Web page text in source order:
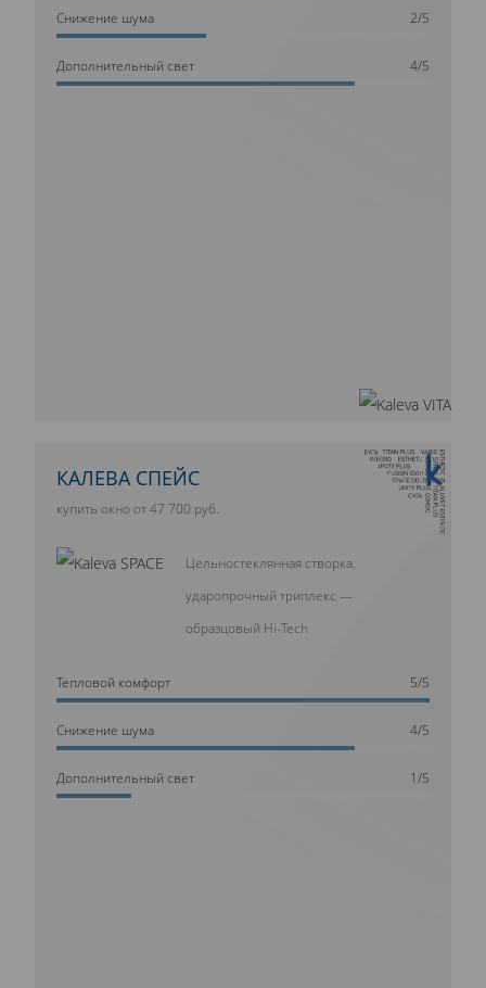
Cнижение шума 2/5
Дополнительный свет 4/5
10 ЛЕТ ГАРАНТИИ
КАЛЕВА СПЕЙС
купить окно от 47 700 руб.
Цельностеклянная створка,
ударопрочный триплекс —
образцовый Hi-Tech
Тепловой комфорт 5/5
Cнижение шума 4/5
Дополнительный свет 1/5